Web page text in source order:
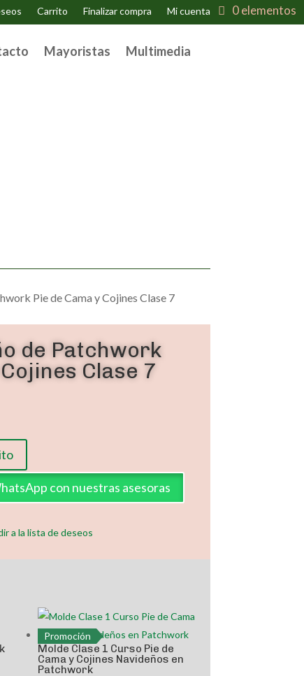
Carrito Finalizar compra Mi cuenta 0 elementos
Mayoristas Multimedia
Pie de Cama y Cojines Clase 7
de Patchwork
Clase 7
con nuestras asesoras
a la lista de deseos
Promoción
Molde Clase 1 Curso Pie de
Cama y Cojines Navideños en
Patchwork